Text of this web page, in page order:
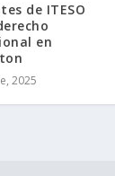
de ITESO
en
2025